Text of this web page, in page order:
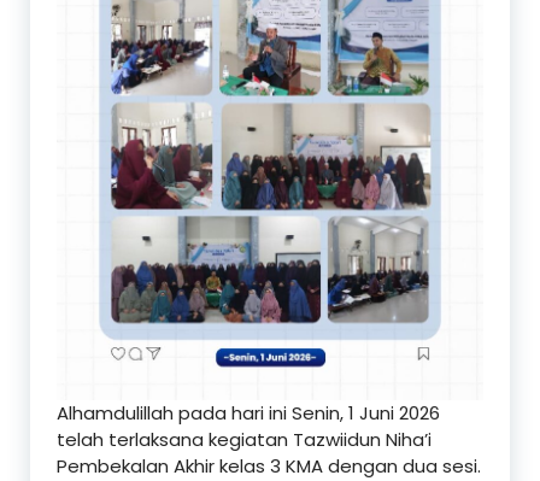
Alhamdulillah pada hari ini Senin, 1 Juni 2026
telah terlaksana kegiatan Tazwiidun Niha’i
Pembekalan Akhir kelas 3 KMA dengan dua sesi.